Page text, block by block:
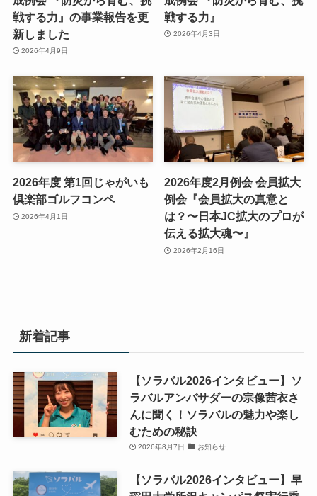
戦する力』の事業報告を更
新しました
2026年4月9日
戦する力』
2026年4月3日
2026年度 第1回じゃがいも
倶楽部ゴルフコンペ
2026年4月1日
2026年度2月例会 会員拡大
例会『会員拡大の真意と
は？〜日本JC拡大のプロが
伝える拡大魂〜』
2026年2月16日
新着記事
【ソラバル2026インタビュー】ソ
ラバルアンバサダーの宗像茜衣さ
んに聞く！ソラバルの魅力や楽し
むための秘訣
2026年8月7日 お知らせ
【ソラバル2026インタビュー】早